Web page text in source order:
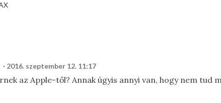
2016. szeptember 12. 11:17
az Apple-től? Annak úgyis annyi van, hogy nem tud